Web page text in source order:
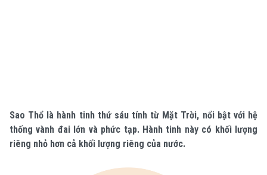
Sao Thổ là hành tinh thứ sáu tính từ Mặt Trời, nổi bật với hệ
thống vành đai lớn và phức tạp. Hành tinh này có khối lượng
riêng nhỏ hơn cả khối lượng riêng của nước.